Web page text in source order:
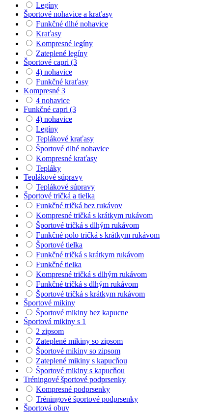
Legíny
Športové nohavice a kraťasy
Funkčné dlhé nohavice
Kraťasy
Kompresné legíny
Zateplené legíny
Športové capri (3
4) nohavice
Funkčné kraťasy
Kompresné 3
4 nohavice
Funkčné capri (3
4) nohavice
Legíny
Teplákové kraťasy
Športové dlhé nohavice
Kompresné kraťasy
Tepláky
Teplákové súpravy
Teplákové súpravy
Športové tričká a tielka
Funkčné tričká bez rukávov
Kompresné tričká s krátkym rukávom
Športové tričká s dlhým rukávom
Funkčné polo tričká s krátkym rukávom
Športové tielka
Funkčné tričká s krátkym rukávom
Funkčné tielka
Kompresné tričká s dlhým rukávom
Funkčné tričká s dlhým rukávom
Športové tričká s krátkym rukávom
Športové mikiny
Športové mikiny bez kapucne
Športová mikiny s 1
2 zipsom
Zateplené mikiny so zipsom
Športové mikiny so zipsom
Zateplené mikiny s kapucňou
Športové mikiny s kapucňou
Tréningové športové podprsenky
Kompresné podprsenky
Tréningové športové podprsenky
Športová obuv